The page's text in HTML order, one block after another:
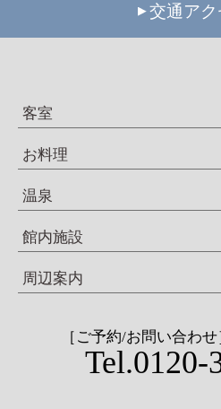
交通アク
客室
お料理
温泉
館内施設
周辺案内
［ご予約/お問い合わせ
Tel.0120-